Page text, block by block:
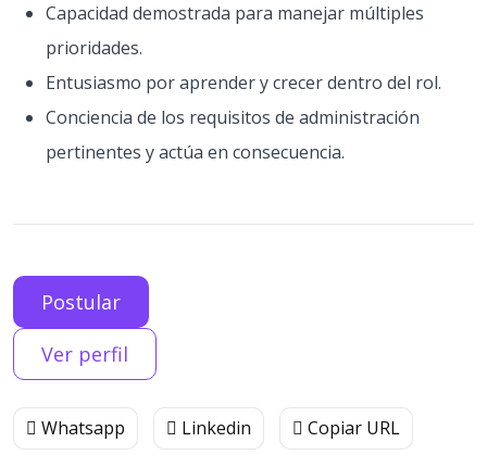
Capacidad demostrada para manejar múltiples
prioridades.
Entusiasmo por aprender y crecer dentro del rol.
Conciencia de los requisitos de administración
pertinentes y actúa en consecuencia.
Postular
Ver perfil
Whatsapp Linkedin Copiar URL